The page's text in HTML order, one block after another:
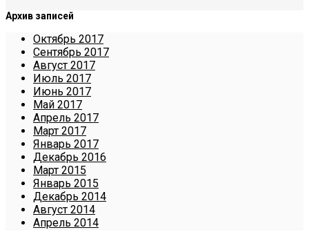
Архив записей
Октябрь 2017
Сентябрь 2017
Август 2017
Июль 2017
Июнь 2017
Май 2017
Апрель 2017
Март 2017
Январь 2017
Декабрь 2016
Март 2015
Январь 2015
Декабрь 2014
Август 2014
Апрель 2014